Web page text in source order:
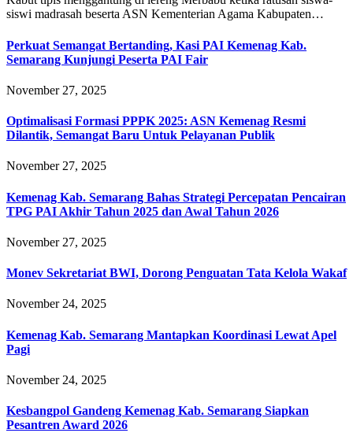
siswi madrasah beserta ASN Kementerian Agama Kabupaten…
Perkuat Semangat Bertanding, Kasi PAI Kemenag Kab.
Semarang Kunjungi Peserta PAI Fair
November 27, 2025
Optimalisasi Formasi PPPK 2025: ASN Kemenag Resmi
Dilantik, Semangat Baru Untuk Pelayanan Publik
November 27, 2025
Kemenag Kab. Semarang Bahas Strategi Percepatan Pencairan
TPG PAI Akhir Tahun 2025 dan Awal Tahun 2026
November 27, 2025
Monev Sekretariat BWI, Dorong Penguatan Tata Kelola Wakaf
November 24, 2025
Kemenag Kab. Semarang Mantapkan Koordinasi Lewat Apel
Pagi
November 24, 2025
Kesbangpol Gandeng Kemenag Kab. Semarang Siapkan
Pesantren Award 2026